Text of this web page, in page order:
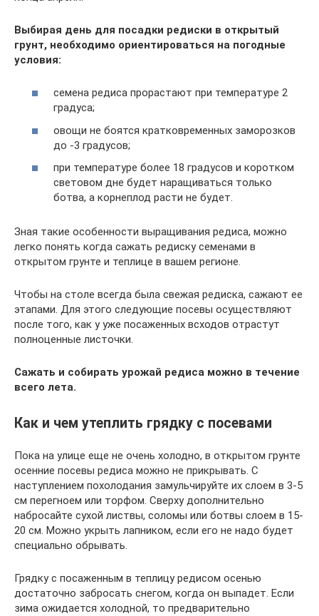
Выбирая день для посадки редиски в открытый
грунт, необходимо ориентироваться на погодные
условия:
семена редиса прорастают при температуре 2
градуса;
овощи не боятся кратковременных заморозков
до -3 градусов;
при температуре более 18 градусов и коротком
световом дне будет наращиваться только
ботва, а корнеплод расти не будет.
Зная такие особенности выращивания редиса, можно
легко понять когда сажать редиску семенами в
открытом грунте и теплице в вашем регионе.
Чтобы на столе всегда была свежая редиска, сажают ее
этапами. Для этого следующие посевы осуществляют
после того, как у уже посаженных всходов отрастут
полноценные листочки.
Сажать и собирать урожай редиса можно в течение
всего лета.
Как и чем утеплить грядку с посевами
Пока на улице еще не очень холодно, в открытом грунте
осенние посевы редиса можно не прикрывать. С
наступлением похолодания замульчируйте их слоем в 3-5
см перегноем или торфом. Сверху дополнительно
набросайте сухой листвы, соломы или ботвы слоем в 15-
20 см. Можно укрыть лапником, если его не надо будет
специально обрывать.
Грядку с посаженным в теплицу редисом осенью
достаточно забросать снегом, когда он выпадет. Если
зима ожидается холодной, то предварительно